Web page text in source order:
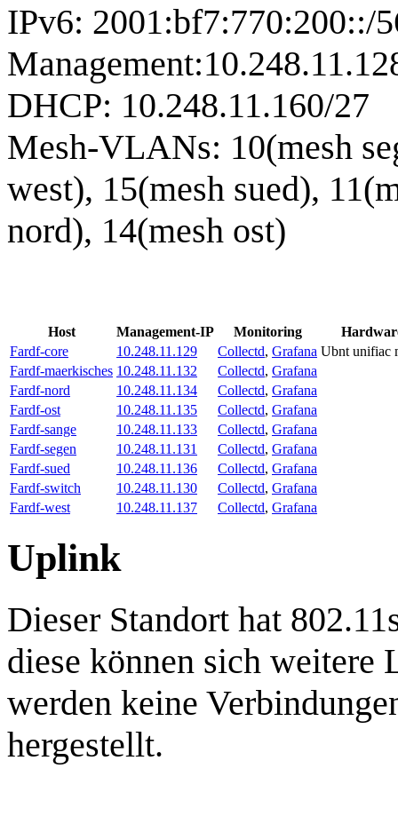
IPv6: 2001:bf7:770:200::/
DHCP: 10.248.11.160/27
Mesh-VLANs: 10(mesh
west), 15(mesh sued),
nord), 14(mesh ost)
Host Management-IP Monitoring
Fardf-core
10.248.11.129 Collectd, Grafana Ubnt unifiac
Fardf-maerkisches 10.248.11.132 Collectd, Grafana
Fardf-nord
10.248.11.134 Collectd, Grafana
Fardf-ost
10.248.11.135 Collectd, Grafana
Fardf-sange
10.248.11.133 Collectd, Grafana
Fardf-segen
10.248.11.131 Collectd, Grafana
Fardf-sued
10.248.11.136 Collectd, Grafana
Fardf-switch
10.248.11.130 Collectd, Grafana
Fardf-west
10.248.11.137 Collectd, Grafana
Uplink
Dieser Standort hat
diese können sich
werden keine
hergestellt.